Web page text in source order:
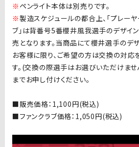
※ ペンライト本体は別売りです。
※製造スケジュールの都合上、「プレー
ブ」は背番号5番櫻井風我選手のデザイ
売となります。当商品にて櫻井選手のデ
お客様に限り、ご希望の方は交換の対応
す。 (交換の際選手はお選びいただけませ
までお申し付けください。
■販売価格： 1,100円(税込)
■ファンクラブ価格： 1,050円(税込)